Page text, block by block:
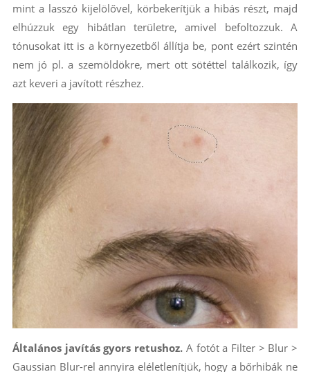
mint a lasszó kijelölővel, körbekerítjük a hibás részt, majd
elhúzzuk egy hibátlan területre, amivel befoltozzuk. A
tónusokat itt is a környezetből állítja be, pont ezért szintén
nem jó pl. a szemöldökre, mert ott sötéttel találkozik, így
azt keveri a javított részhez.
Általános javítás gyors retushoz. A fotót a Filter > Blur >
Gaussian Blur-rel annyira eléletlenítjük, hogy a bőrhibák ne